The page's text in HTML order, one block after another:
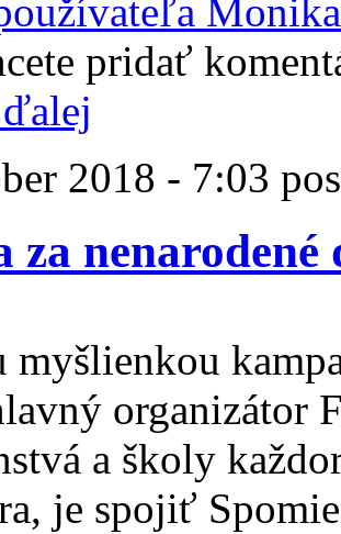
pridať
2018 - 7:03
za
myšlienkou
organizátor
a školy
je spojiť